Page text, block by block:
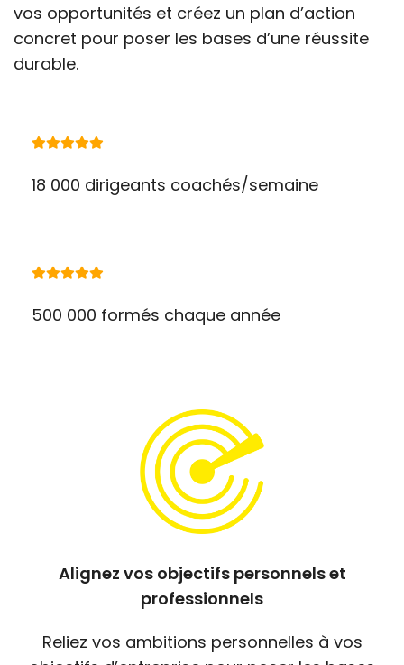
vos opportunités et créez un plan d’action
concret pour poser les bases d’une réussite
durable.
18 000 dirigeants coachés/semaine
500 000 formés chaque année
Alignez vos objectifs personnels et
professionnels
Reliez vos ambitions personnelles à vos